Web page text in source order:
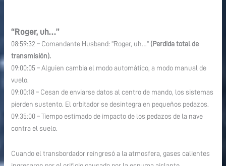
“Roger, uh…”
08:59:32 – Comandante Husband: “Roger, uh…” (Perdida total de
transmisión).
09:00:05 – Alguien cambia el modo automático, a modo manual de
vuelo.
09:00:18 – Cesan de enviarse datos al centro de mando, los sistemas
pierden sustento. El orbitador se desintegra en pequeños pedazos.
09:35:00 – Tiempo estimado de impacto de los pedazos de la nave
contra el suelo.
Cuando el transbordador reingresó a la atmosfera, gases calientes